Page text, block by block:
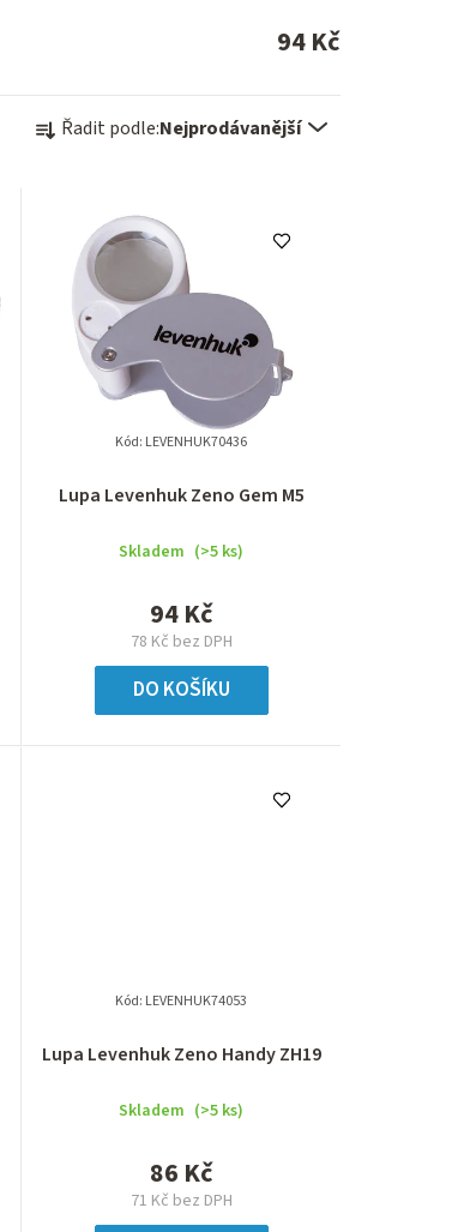
94 Kč
Ř
ů
Řadit podle:Nejprodávanější
Lupa Levenhuk Zeno Gem M5
Skladem (>5 ks)
78 Kč bez DPH
94 Kč
DO KOŠÍKU
Kód: LEVENHUK70436
Lupa Levenhuk Zeno Handy ZH19
Skladem (>5 ks)
71 Kč bez DPH
86 Kč
Kód: LEVENHUK74053